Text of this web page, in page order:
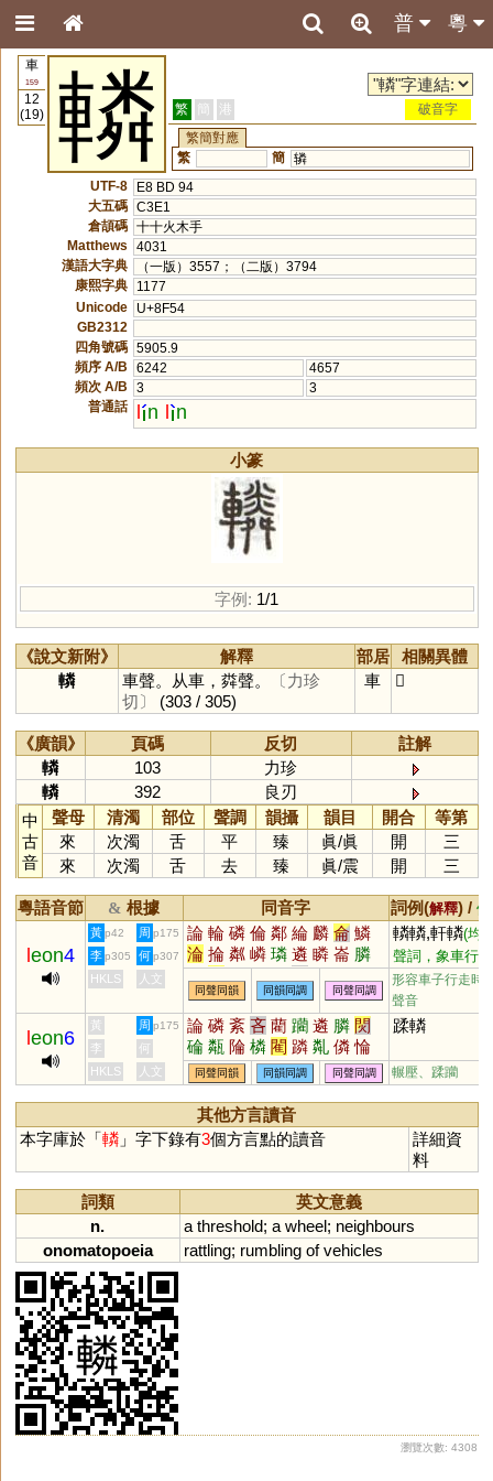
粵
普
車
159
12
(19)
轔 繁 簡 港
破音字
繁簡對應
繁
簡 辚
UTF-8
E8 BD 94
大五碼 C3E1
倉頡碼 十十火木手
Matthews
4031
漢語大字典
（一版）3557；（二版）3794
康熙字典
1177
Unicode
U+8F54
GB2312
四角號碼 5905.9
頻序 A/B
6242
4657
頻次 A/B
3
3
普通話
l n l n
小篆
字例: 1/1
《說文新附》 解釋 部居
相關異體
轔
車聲。从車，粦聲。
〔力珍
切〕
(303 / 305)
車 𨏏
《廣韻》 頁碼 反切
註解
轔
103
力珍
轔
392
良刃
中
古
音
聲母 清濁 部位 聲調 韻攝 韻目 開合
等第
來
次濁 舌 平 臻 眞/眞 開
三
來
次濁 舌 去 臻 眞/震 開 三
粵語音節 & 根據 同音字 詞例(解釋) /
eon4
黃 p42 周 p175 論 輪 磷 倫 鄰 綸 麟 侖 鱗
淪 掄 粼 嶙 璘 遴 瞵 崙 膦
圇 麐 陯 菕 燐 潾 疄 鏻 驎
壣 駗 棆 暽 翷 繗 碖 踚 蜦
錀 惀
轔轔,軒轔(均
聲詞，象車行
轢轢轔轔(象清
脆而急速的聲
轉轔(轉軸)
李 p305 何 p307
HKLS 人文
同聲同韻 同韻同調 同聲同調
形容車子行走時
聲音
eon6
黃 周 p175 論 磷 紊 吝 藺 躪 遴 膦 焛
碖 甐 陯 橉 閵 蹸 亃 僯 惀
溣
蹂轔
李
何
HKLS
人文 同聲同韻 同韻同調 同聲同調 輾壓、蹂躪
其他方言讀音
本字庫於「轔」字下錄有3個方言點的讀音
詳細資
料
詞類
英文意義
n.
a threshold; a wheel; neighbours
onomatopoeia
rattling; rumbling of vehicles
瀏覽次數: 4308